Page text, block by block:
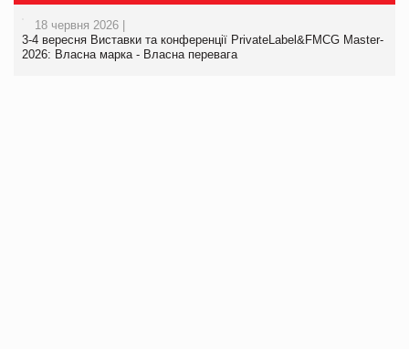
18 червня 2026 |
3-4 вересня Виставки та конференції PrivateLabel&FMCG Master-
2026: Власна марка - Власна перевага